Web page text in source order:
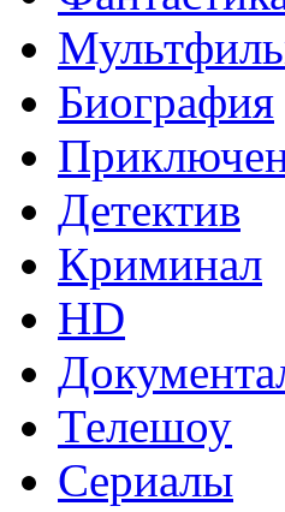
Биография
Детектив
Криминал
HD
Телешоу
Сериалы